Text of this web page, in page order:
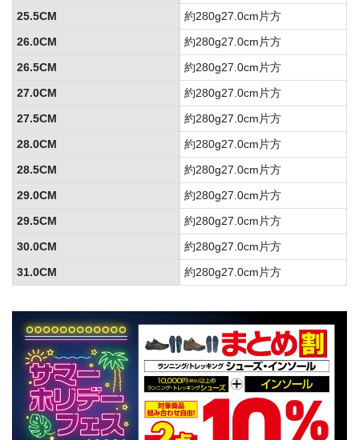
25.5CM
約280g27.0cm片方
26.0CM
約280g27.0cm片方
26.5CM
約280g27.0cm片方
27.0CM
約280g27.0cm片方
27.5CM
約280g27.0cm片方
28.0CM
約280g27.0cm片方
28.5CM
約280g27.0cm片方
29.0CM
約280g27.0cm片方
29.5CM
約280g27.0cm片方
30.0CM
約280g27.0cm片方
31.0CM
約280g27.0cm片方